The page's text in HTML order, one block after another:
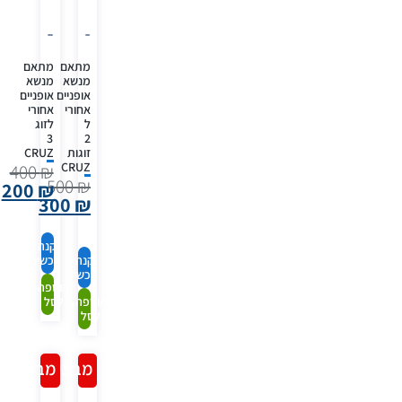
מתאם
מנשא
אופניים
אחורי
ל
2
זוגות
CRUZ
500₪
300 ₪
קנה
עכשיו
הוספה
לסל
מתאם
מנשא
אופניים
אחורי
לזוג
3
CRUZ
400₪
200 ₪
קנה
עכשיו
הוספה
לסל
מבצע!מבצע!